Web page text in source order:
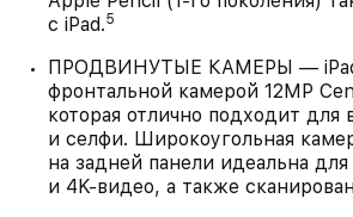
с iPad.5
ПРОДВИНУТЫЕ КАМЕРЫ —
фронтальной камерой 12MP
которая отлично подходит для
и селфи. Широкоугольная
на задней панели идеальна
и 4K‑видео, а также